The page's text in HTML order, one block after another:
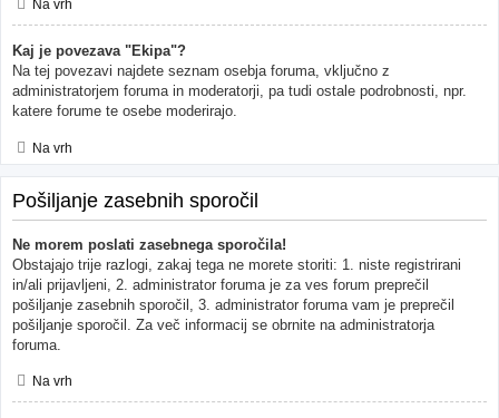
Na vrh
Kaj je povezava "Ekipa"?
Na tej povezavi najdete seznam osebja foruma, vključno z
administratorjem foruma in moderatorji, pa tudi ostale podrobnosti, npr.
katere forume te osebe moderirajo.
Na vrh
Pošiljanje zasebnih sporočil
Ne morem poslati zasebnega sporočila!
Obstajajo trije razlogi, zakaj tega ne morete storiti: 1. niste registrirani
in/ali prijavljeni, 2. administrator foruma je za ves forum preprečil
pošiljanje zasebnih sporočil, 3. administrator foruma vam je preprečil
pošiljanje sporočil. Za več informacij se obrnite na administratorja
foruma.
Na vrh